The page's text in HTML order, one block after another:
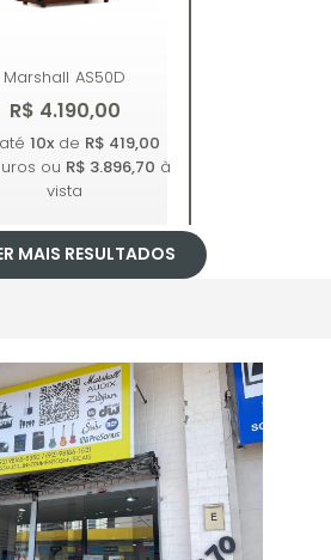
Marshall AS50D
R$ 4.190,00
Comprar
10xde R$ 419,00
ou R$ 3.896,70 à
vista
MAIS RESULTADOS